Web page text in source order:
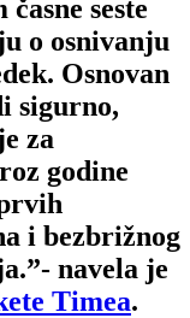
seste
o osnivanju
Osnovan
sigurno,
za
godine
i bezbrižnog
navela je
Timea.